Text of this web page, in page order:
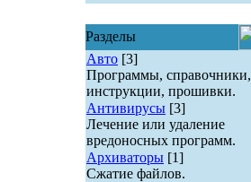
Разделы
Авто [3]
Программы, справочники,
инструкции, прошивки.
Антивирусы [3]
Лечение или удаление
вредоносных программ.
Архиваторы [1]
Сжатие файлов.